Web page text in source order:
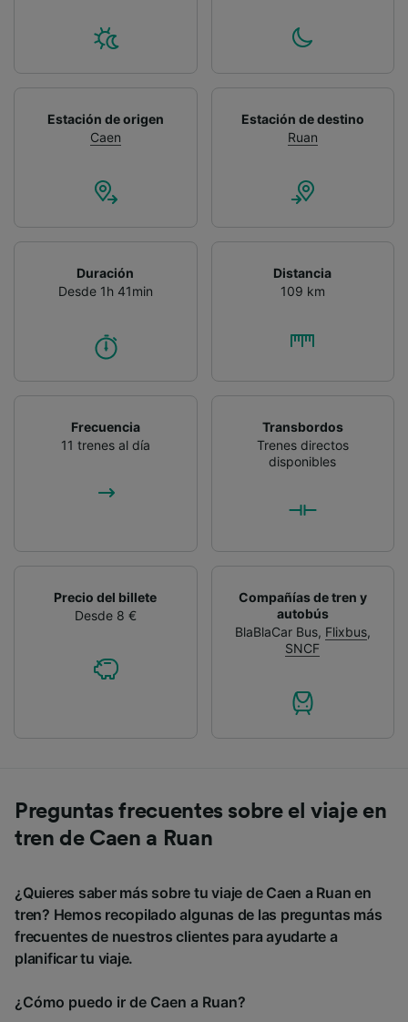
Estación de origen
Caen
Estación de destino
Ruan
Duración
Desde 1h 41min
Distancia
109 km
Frecuencia
11 trenes al día
Transbordos
Trenes directos
disponibles
Precio del billete
Desde 8 €
Compañías de tren y
autobús
BlaBlaCar Bus, Flixbus,
SNCF
Preguntas frecuentes sobre el viaje en
tren de Caen a Ruan
¿Quieres saber más sobre tu viaje de Caen a Ruan en
tren? Hemos recopilado algunas de las preguntas más
frecuentes de nuestros clientes para ayudarte a
planificar tu viaje.
¿Cómo puedo ir de Caen a Ruan?